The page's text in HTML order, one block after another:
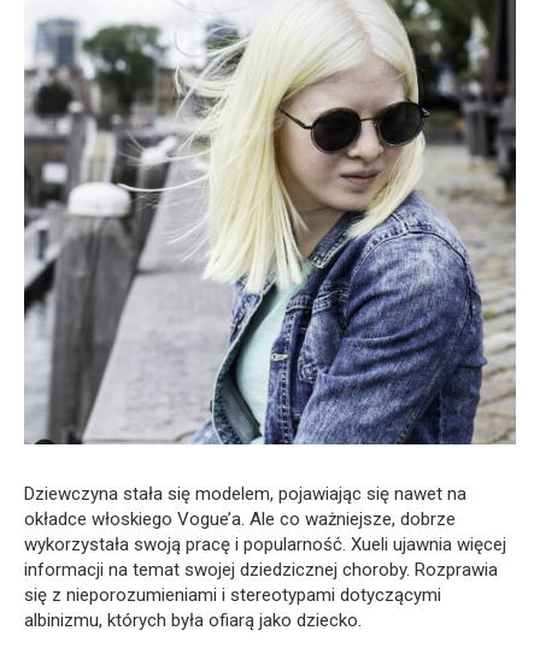
Dziewczyna stała się modelem, pojawiając się nawet na
okładce włoskiego Vogue’a. Ale co ważniejsze, dobrze
wykorzystała swoją pracę i popularność. Xueli ujawnia więcej
informacji na temat swojej dziedzicznej choroby. Rozprawia
się z nieporozumieniami i stereotypami dotyczącymi
albinizmu, których była ofiarą jako dziecko.